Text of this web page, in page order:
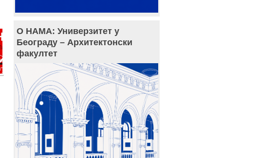
О НАМА: Универзитет у
Београду – Архитектонски
факултет